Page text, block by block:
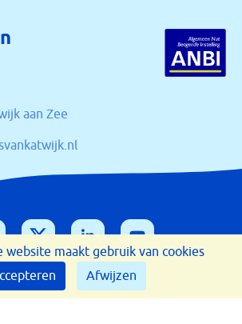
website maakt gebruik van cookies
Afwijzen
aan Zee
Disclaimer Cookies